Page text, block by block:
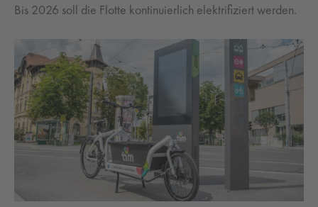
Bis 2026 soll die Flotte kontinuierlich elektrifiziert werden.